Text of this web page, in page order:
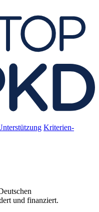
Kriterien-
und finanziert.